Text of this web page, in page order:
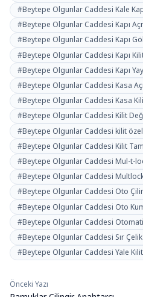
#Beytepe Olgunlar Caddesi Kale
#Beytepe Olgunlar Caddesi Kapı
#Beytepe Olgunlar Caddesi Kapı
#Beytepe Olgunlar Caddesi Kapı
#Beytepe Olgunlar Caddesi Kapı
#Beytepe Olgunlar Caddesi Kasa
#Beytepe Olgunlar Caddesi Kasa
#Beytepe Olgunlar Caddesi Kilit
#Beytepe Olgunlar Caddesi kilit
#Beytepe Olgunlar Caddesi Kilit
#Beytepe Olgunlar Caddesi Mul-t-
#Beytepe Olgunlar Caddesi
#Beytepe Olgunlar Caddesi Oto
#Beytepe Olgunlar Caddesi Oto
#Beytepe Olgunlar Caddesi
#Beytepe Olgunlar Caddesi Sır
#Beytepe Olgunlar Caddesi Yale
Yazı
Önceki Yazı